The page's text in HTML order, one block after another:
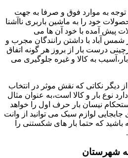
به موارد فوق و صرفا به جهت
خود را به ماشین باربری ناآشنا
پیش آمده با خود آن ها می
شمس آباد با داشتن رانندگان مجرب و
درست بار از بروز هر گونه اتفاق
به کالا و غیره جلوگیری می
دیگر نکاتی که نقش موثر در انتخاب
نوع بار و کالا است،به عنوان مثال
نیسان بار حرف اول را خواهد
لوازم سبک می توانید از وانت
باشید که حتما بار های شکستنی را
شهرستان